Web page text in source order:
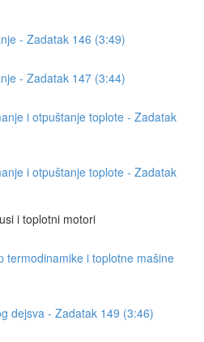
- Zadatak 146 (3:49)
- Zadatak 147 (3:44)
i otpuštanje toplote - Zadatak
i otpuštanje toplote - Zadatak
i toplotni motori
termodinamike i toplotne mašine
dejsva - Zadatak 149 (3:46)